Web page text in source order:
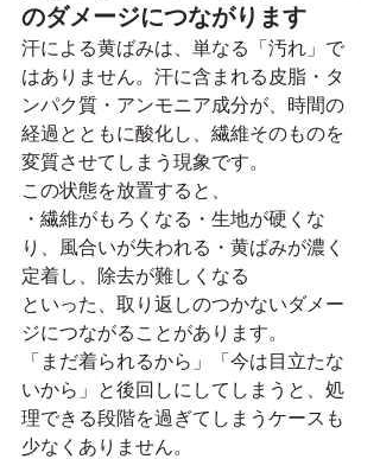
のダメージにつながります
汗による黄ばみは、単なる「汚れ」で
はありません。汗に含まれる皮脂・タ
ンパク質・アンモニア成分が、時間の
経過とともに酸化し、繊維そのものを
変質させてしまう現象です。
この状態を放置すると、
・繊維がもろくなる・生地が硬くな
り、風合いが失われる・黄ばみが濃く
定着し、除去が難しくなる
といった、取り返しのつかないダメー
ジにつながることがあります。
「まだ着られるから」「今は目立たな
いから」と後回しにしてしまうと、処
理できる段階を過ぎてしまうケースも
少なくありません。